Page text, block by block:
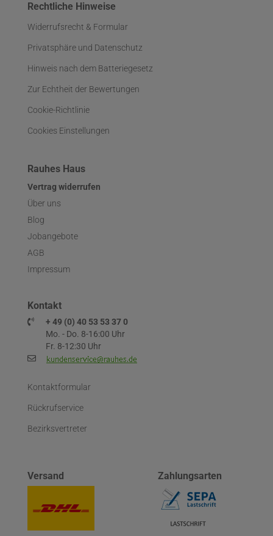
Rechtliche Hinweise
Widerrufsrecht & Formular
Privatsphäre und Datenschutz
Hinweis nach dem Batteriegesetz
Zur Echtheit der Bewertungen
Cookie-Richtlinie
Cookies Einstellungen
Rauhes Haus
Vertrag widerrufen
Über uns
Blog
Jobangebote
AGB
Impressum
Kontakt
+ 49 (0) 40 53 53 37 0
Mo. - Do. 8-16:00 Uhr
Fr. 8-12:30 Uhr
Kontaktformular
Rückrufservice
Bezirksvertreter
Versand Zahlungsarten